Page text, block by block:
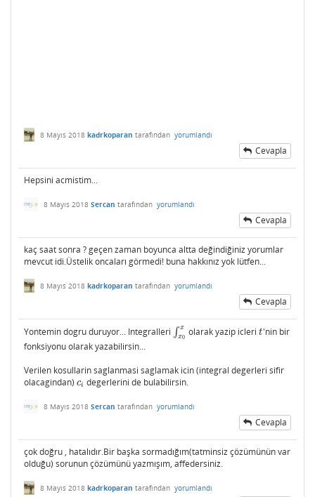
8 Mayıs 2018 kadrkoparan tarafından yorumlandı
Cevapla
Hepsini acmistim...
8 Mayıs 2018 Sercan tarafından yorumlandı
Cevapla
kaç saat sonra ? geçen zaman boyunca altta değindiğiniz yorumlar
mevcut idi.Üstelik oncaları görmedi! buna hakkınız yok lütfen...
8 Mayıs 2018 kadrkoparan tarafından yorumlandı
Cevapla
Yontemin dogru duruyor... Integralleri ∫ x
x0
∫x0 xolarak yazip iclerit
t'nin bir
fonksiyonu olarak yazabilirsin...
Verilen kosullarin saglanmasi saglamak icin (integral degerleri sifir
olacagindan) ci
ci degerlerini de bulabilirsin.
8 Mayıs 2018 Sercan tarafından yorumlandı
Cevapla
çok doğru , hatalıdır.Bir başka sormadığım(tatminsiz çözümünün var
olduğu) sorunun çözümünü yazmışım, affedersiniz.
8 Mayıs 2018 kadrkoparan tarafından yorumlandı